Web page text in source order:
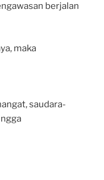
berjalan
maka
saudara-